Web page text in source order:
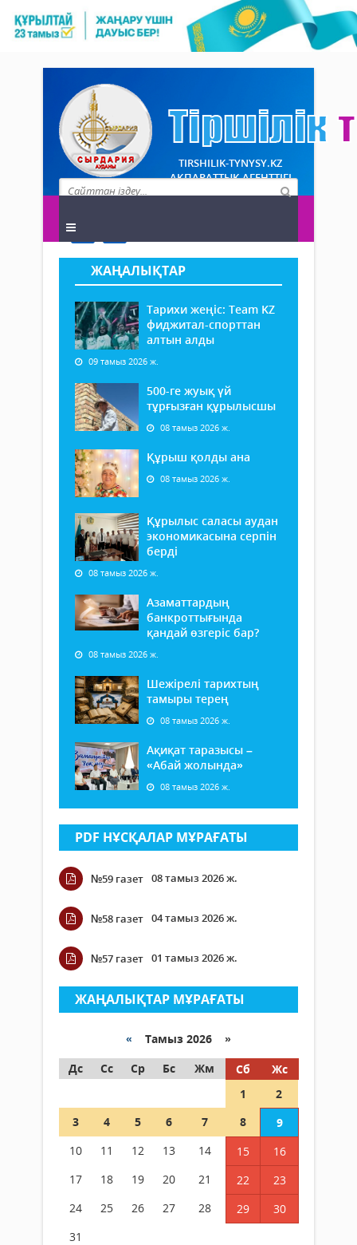
TIRSHILIK-TYNYSY.KZ
АҚПАРАТТЫҚ АГЕНТТІГІ
ЖАҢАЛЫҚТАР
Тарихи жеңіс: Team KZ
фиджитал-спорттан
алтын алды
09 тамыз 2026 ж.
500-ге жуық үй
тұрғызған құрылысшы
08 тамыз 2026 ж.
Құрыш қолды ана
08 тамыз 2026 ж.
Құрылыс саласы аудан
экономикасына серпін
берді
08 тамыз 2026 ж.
Азаматтардың
банкроттығында
қандай өзгеріс бар?
08 тамыз 2026 ж.
Шежірелі тарихтың
тамыры терең
08 тамыз 2026 ж.
Ақиқат таразысы –
«Абай жолында»
08 тамыз 2026 ж.
PDF НҰСҚАЛАР МҰРАҒАТЫ
№59 газет 08 тамыз 2026 ж.
№58 газет 04 тамыз 2026 ж.
№57 газет 01 тамыз 2026 ж.
ЖАҢАЛЫҚТАР МҰРАҒАТЫ
« Тамыз 2026 »
Дс
Сс Ср Бс Жм Сб
Жс
1
2
3
4 5 6 7 8
9
10
11 12 13 14 15
16
17
18 19 20 21 22
23
24
25 26 27 28 29
30
31